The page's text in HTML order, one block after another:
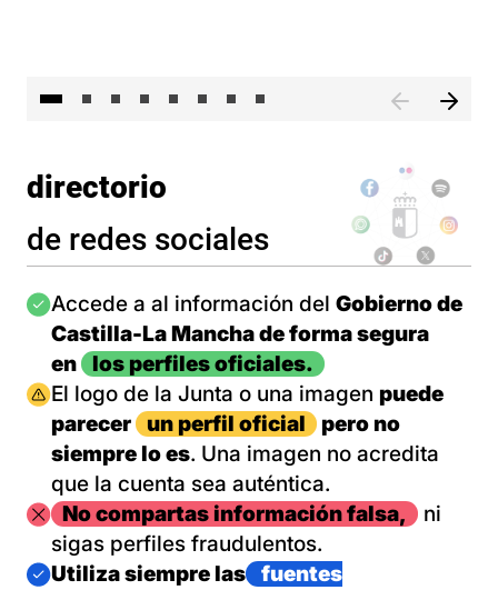
directorio
de redes sociales
Imagen
Accede a al información del Gobierno de
Castilla-La Mancha de forma segura
en
los perfiles oficiales.
Imagen
El logo de la Junta o una imagen puede
parecer
un perfil oficial
pero no
siempre lo es. Una imagen no acredita
que la cuenta sea auténtica.
ImagenNo compartas información falsa,
ni
sigas perfiles fraudulentos.
Imagen
Utiliza siempre las
fuentes